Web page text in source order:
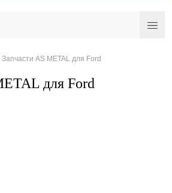
Запчасти AS METAL для Ford
для Ford